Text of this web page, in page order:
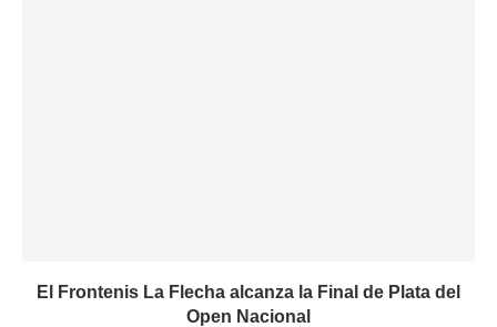
El Frontenis La Flecha alcanza la Final de Plata del
Open Nacional